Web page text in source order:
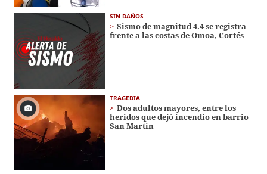
SIN DAÑOS
Sismo de magnitud 4.4 se registra
frente a las costas de Omoa, Cortés
TRAGEDIA
Dos adultos mayores, entre los
heridos que dejó incendio en barrio
San Martín